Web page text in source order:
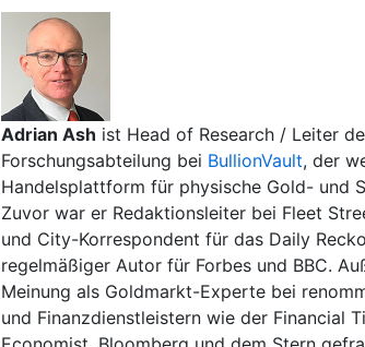
Adrian Ash ist Head of Research / Leiter
Forschungsabteilung bei BullionVault, der
Handelsplattform für physische Gold- und
Zuvor war er Redaktionsleiter bei Fleet
und City-Korrespondent für das Daily
regelmäßiger Autor für Forbes und BBC.
Meinung als Goldmarkt-Experte bei
und Finanzdienstleistern wie der Financial